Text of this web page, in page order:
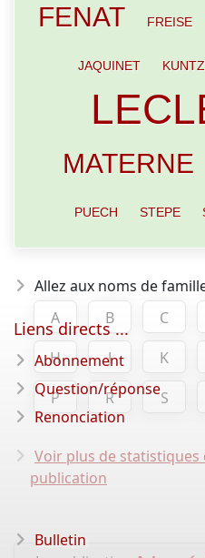
FENAT
FREISE
JAQUINET KUNTZ
MATERNE
PUECH STEPE
Allez aux noms de
A
B C
H
J K
P
R S
Voir plus de
publication
Liens directs ...
Abonnement
Question/réponse
Renonciation
Bulletin